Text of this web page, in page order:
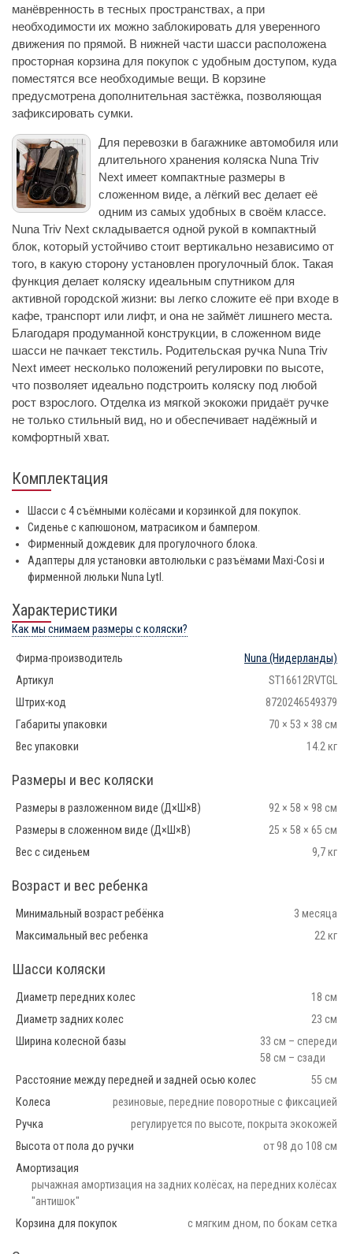
манёвренность в тесных пространствах, а при
необходимости их можно заблокировать для уверенного
движения по прямой. В нижней части шасси расположена
просторная корзина для покупок с удобным доступом, куда
поместятся все необходимые вещи. В корзине
предусмотрена дополнительная застёжка, позволяющая
зафиксировать сумки.
Для перевозки в багажнике автомобиля или
длительного хранения коляска Nuna Triv
Next имеет компактные размеры в
сложенном виде, а лёгкий вес делает её
одним из самых удобных в своём классе.
Nuna Triv Next складывается одной рукой в компактный
блок, который устойчиво стоит вертикально независимо от
того, в какую сторону установлен прогулочный блок. Такая
функция делает коляску идеальным спутником для
активной городской жизни: вы легко сложите её при входе в
кафе, транспорт или лифт, и она не займёт лишнего места.
Благодаря продуманной конструкции, в сложенном виде
шасси не пачкает текстиль. Родительская ручка Nuna Triv
Next имеет несколько положений регулировки по высоте,
что позволяет идеально подстроить коляску под любой
рост взрослого. Отделка из мягкой экокожи придаёт ручке
не только стильный вид, но и обеспечивает надёжный и
комфортный хват.
Комплектация
Шасси с 4 съёмными колёсами и корзинкой для покупок.
Сиденье с капюшоном, матрасиком и бампером.
Фирменный дождевик для прогулочного блока.
Адаптеры для установки автолюльки с разъёмами Maxi-Cosi и
фирменной люльки Nuna Lytl.
Характеристики
Как мы снимаем размеры с коляски?
Фирма-производитель Nuna(Нидерланды)
Артикул
ST16612RVTGL
Штрих-код
8720246549379
Габариты упаковки
70 × 53 × 38 см
Вес упаковки
14.2 кг
Размеры и вес коляски
Размеры в разложенном виде (Д×Ш×В)
92 × 58 × 98 см
Размеры в сложенном виде (Д×Ш×В)
25 × 58 × 65 см
Вес с сиденьем
9,7 кг
Возраст и вес ребенка
Минимальный возраст ребёнка
3 месяца
Максимальный вес ребенка
22 кг
Шасси коляски
Диаметр передних колес
18 см
Диаметр задних колес
23 см
Ширина колесной базы
33 см – спереди
58 см – сзади
Расстояние между передней и задней осью колес
55 см
Колеса
резиновые, передние поворотные с фиксацией
Ручка
регулируется по высоте, покрыта экокожей
Высота от пола до ручки
от 98 до 108 см
Амортизация
рычажная амортизация на задних колёсах, на передних колёсах
"антишок"
Корзина для покупок
с мягким дном, по бокам сетка